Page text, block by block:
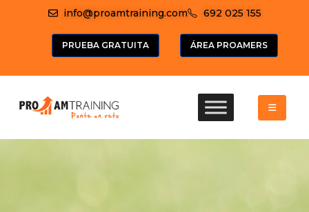
info@proamtraining.com 692 025 155
PRUEBA GRATUITA ÁREA PROAMERS